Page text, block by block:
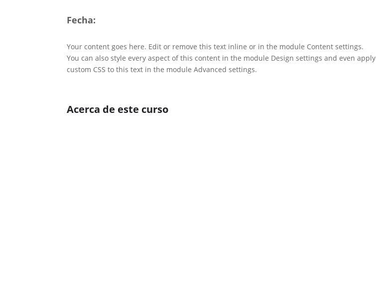
Fecha:
Your content goes here. Edit or remove this text inline or in the module Content settings.
You can also style every aspect of this content in the module Design settings and even apply
custom CSS to this text in the module Advanced settings.
Acerca de este curso